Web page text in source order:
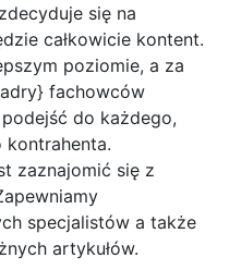
się na
całkowicie kontent.
poziomie, a za
fachowców
do każdego,
kontrahenta.
zaznajomić się z
specjalistów a także
artykułów.